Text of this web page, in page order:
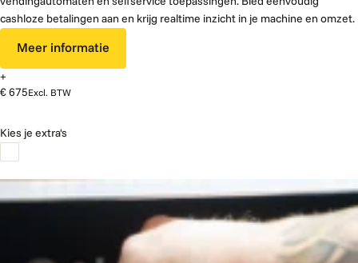
cashloze betalingen aan en krijg realtime inzicht in je machine en omzet.
Meer informatie
+
€ 675Excl. BTW
Kies je extra's